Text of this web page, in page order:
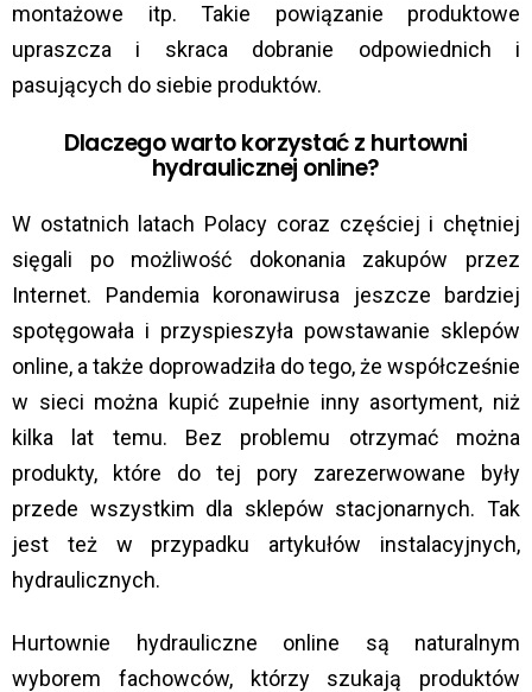
montażowe itp. Takie powiązanie produktowe
upraszcza i skraca dobranie odpowiednich i
pasujących do siebie produktów.
Dlaczego warto korzystać z hurtowni
hydraulicznej online?
W ostatnich latach Polacy coraz częściej i chętniej
sięgali po możliwość dokonania zakupów przez
Internet. Pandemia koronawirusa jeszcze bardziej
spotęgowała i przyspieszyła powstawanie sklepów
online, a także doprowadziła do tego, że współcześnie
w sieci można kupić zupełnie inny asortyment, niż
kilka lat temu. Bez problemu otrzymać można
produkty, które do tej pory zarezerwowane były
przede wszystkim dla sklepów stacjonarnych. Tak
jest też w przypadku artykułów instalacyjnych,
hydraulicznych.
Hurtownie hydrauliczne online są naturalnym
wyborem fachowców, którzy szukają produktów